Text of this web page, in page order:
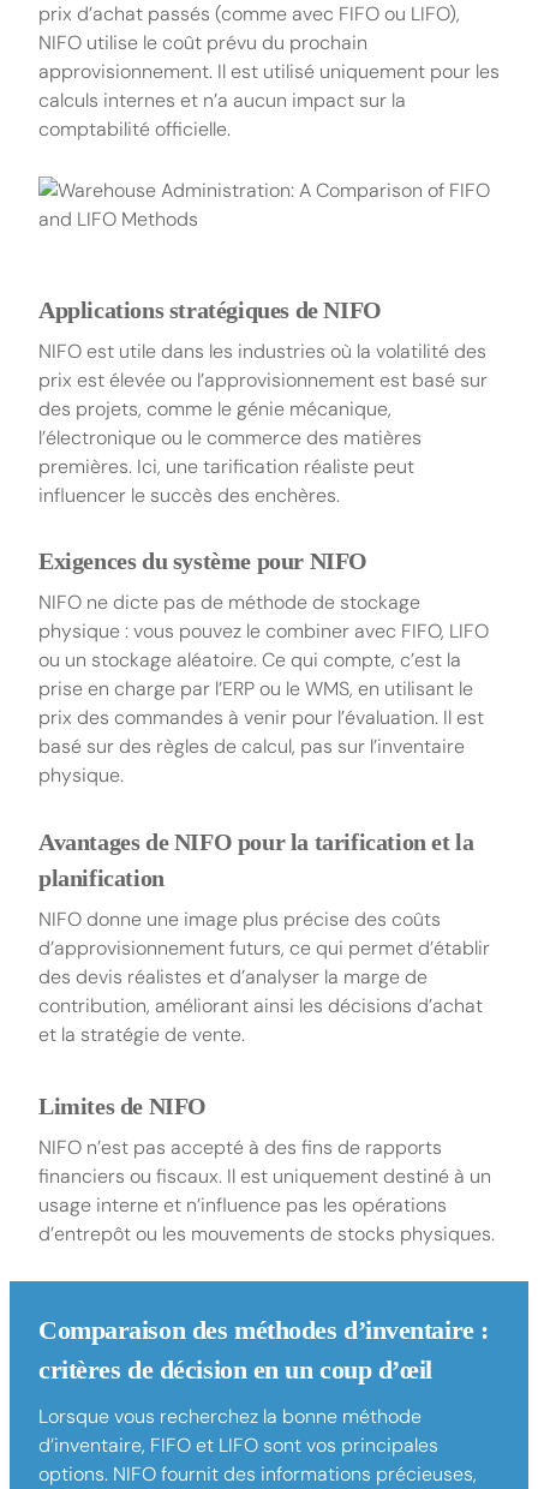
prix d’achat passés (comme avec FIFO ou LIFO),
NIFO utilise le coût prévu du prochain
approvisionnement. Il est utilisé uniquement pour les
calculs internes et n’a aucun impact sur la
comptabilité officielle.
Applications stratégiques de NIFO
NIFO est utile dans les industries où la volatilité des
prix est élevée ou l’approvisionnement est basé sur
des projets, comme le génie mécanique,
l’électronique ou le commerce des matières
premières. Ici, une tarification réaliste peut
influencer le succès des enchères.
Exigences du système pour NIFO
NIFO ne dicte pas de méthode de stockage
physique : vous pouvez le combiner avec FIFO, LIFO
ou un stockage aléatoire. Ce qui compte, c’est la
prise en charge par l’ERP ou le WMS, en utilisant le
prix des commandes à venir pour l’évaluation. Il est
basé sur des règles de calcul, pas sur l’inventaire
physique.
Avantages de NIFO pour la tarification et la
planification
NIFO donne une image plus précise des coûts
d’approvisionnement futurs, ce qui permet d’établir
des devis réalistes et d’analyser la marge de
contribution, améliorant ainsi les décisions d’achat
et la stratégie de vente.
Limites de NIFO
NIFO n’est pas accepté à des fins de rapports
financiers ou fiscaux. Il est uniquement destiné à un
usage interne et n’influence pas les opérations
d’entrepôt ou les mouvements de stocks physiques.
Comparaison des méthodes d’inventaire :
critères de décision en un coup d’œil
Lorsque vous recherchez la bonne méthode
d’inventaire, FIFO et LIFO sont vos principales
options. NIFO fournit des informations précieuses,